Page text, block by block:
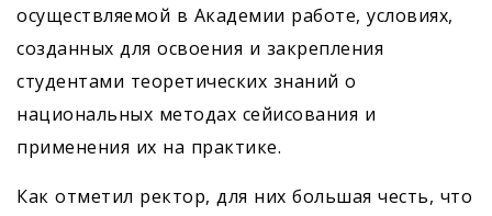
осуществляемой в Академии работе, условиях,
созданных для освоения и закрепления
студентами теоретических знаний о
национальных методах сейисования и
применения их на практике.
Как отметил ректор, для них большая честь, что